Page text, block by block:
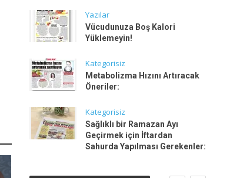
Yazılar
Vücudunuza Boş Kalori
Yüklemeyin!
Kategorisiz
Metabolizma Hızını Artıracak
Öneriler:
Kategorisiz
Sağlıklı bir Ramazan Ayı
Geçirmek için İftardan
Sahurda Yapılması Gerekenler: